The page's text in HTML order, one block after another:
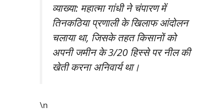
व्याख्या: महात्मा गांधी ने चंपारण में
तिनकठिया प्रणाली के खिलाफ आंदोलन
चलाया था, जिसके तहत किसानों को
अपनी जमीन के 3/20 हिस्से पर नील की
खेती करना अनिवार्य था।
\n